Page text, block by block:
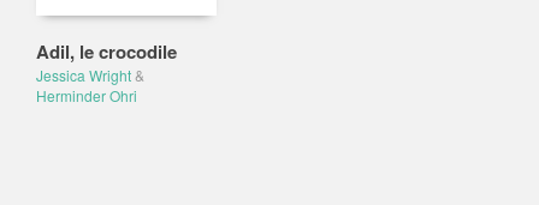
Adil, le crocodile
Jessica Wright&
Herminder Ohri